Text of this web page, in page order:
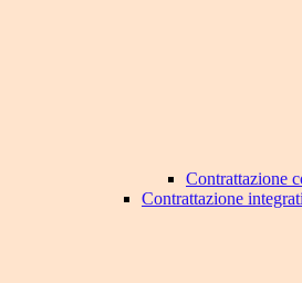
Contrattazione
Contrattazione